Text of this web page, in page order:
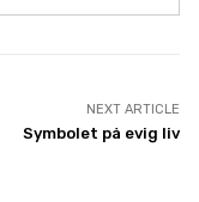
NEXT ARTICLE
Symbolet på evig liv